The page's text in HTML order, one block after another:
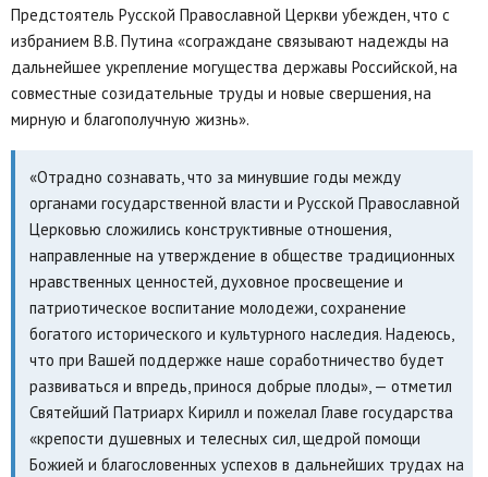
Предстоятель Русской Православной Церкви убежден, что с
избранием В.В. Путина «сограждане связывают надежды на
дальнейшее укрепление могущества державы Российской, на
совместные созидательные труды и новые свершения, на
мирную и благополучную жизнь».
«Отрадно сознавать, что за минувшие годы между
органами государственной власти и Русской Православной
Церковью сложились конструктивные отношения,
направленные на утверждение в обществе традиционных
нравственных ценностей, духовное просвещение и
патриотическое воспитание молодежи, сохранение
богатого исторического и культурного наследия. Надеюсь,
что при Вашей поддержке наше соработничество будет
развиваться и впредь, принося добрые плоды», — отметил
Святейший Патриарх Кирилл и пожелал Главе государства
«крепости душевных и телесных сил, щедрой помощи
Божией и благословенных успехов в дальнейших трудах на